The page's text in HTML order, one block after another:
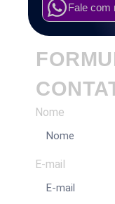
Fale com
Nome
E-mail